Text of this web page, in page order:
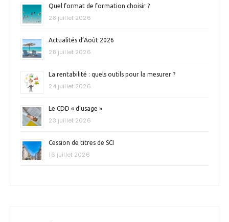
Quel format de formation choisir ?
28 juillet 2026
Actualités d’Août 2026
28 juillet 2026
La rentabilité : quels outils pour la mesurer ?
24 juillet 2026
Le CDD « d’usage »
23 juillet 2026
Cession de titres de SCI
16 juillet 2026